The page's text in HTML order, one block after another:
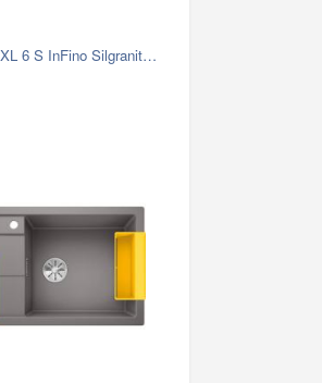
6 S InFino Silgranit…